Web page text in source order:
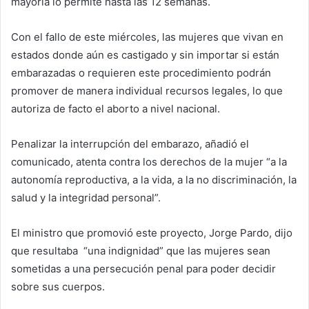
Con el fallo de este miércoles, las mujeres que vivan en
estados donde aún es castigado y sin importar si están
embarazadas o requieren este procedimiento podrán
promover de manera individual recursos legales, lo que
autoriza de facto el aborto a nivel nacional.
Penalizar la interrupción del embarazo, añadió el
comunicado, atenta contra los derechos de la mujer “a la
autonomía reproductiva, a la vida, a la no discriminación, la
salud y la integridad personal”.
El ministro que promovió este proyecto, Jorge Pardo, dijo
que resultaba “una indignidad” que las mujeres sean
sometidas a una persecución penal para poder decidir
sobre sus cuerpos.